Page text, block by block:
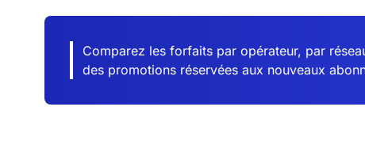
Comparez les forfaits par opérateur, par
des promotions réservées aux nouveaux